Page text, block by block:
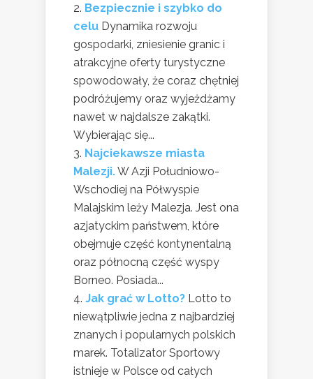
Bezpiecznie i szybko do
celu Dynamika rozwoju
gospodarki, zniesienie granic i
atrakcyjne oferty turystyczne
spowodowały, że coraz chętniej
podróżujemy oraz wyjeżdżamy
nawet w najdalsze zakątki.
Wybierając się...
Najciekawsze miasta
Malezji.W Azji Południowo-
Wschodiej na Półwyspie
Malajskim leży Malezja. Jest ona
azjatyckim państwem, które
obejmuje część kontynentalną
oraz północną część wyspy
Borneo. Posiada...
Jak grać w Lotto? Lotto to
niewątpliwie jedna z najbardziej
znanych i popularnych polskich
marek. Totalizator Sportowy
istnieje w Polsce od całych